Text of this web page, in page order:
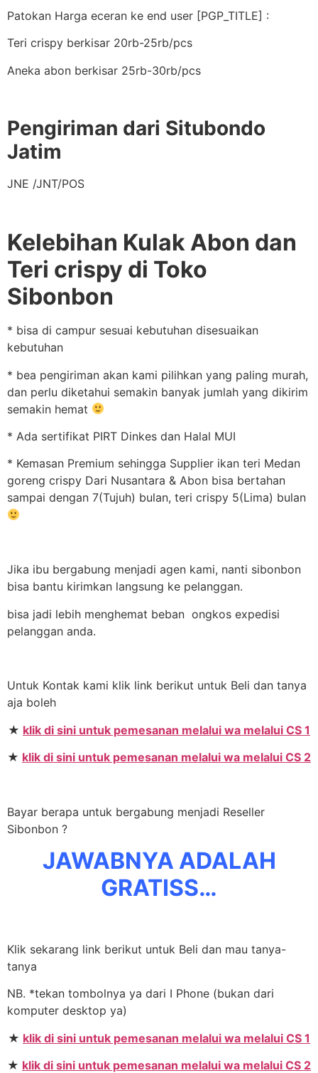
Patokan Harga eceran ke end user [PGP_TITLE] :
Teri crispy berkisar 20rb-25rb/pcs
Aneka abon berkisar 25rb-30rb/pcs
Pengiriman dari Situbondo
Jatim
JNE /JNT/POS
Kelebihan Kulak Abon dan
Teri crispy di Toko
Sibonbon
* bisa di campur sesuai kebutuhan disesuaikan
kebutuhan
* bea pengiriman akan kami pilihkan yang paling murah,
dan perlu diketahui semakin banyak jumlah yang dikirim
semakin hemat
* Ada sertifikat PIRT Dinkes dan Halal MUI
* Kemasan Premium sehingga Supplier ikan teri Medan
goreng crispy Dari Nusantara & Abon bisa bertahan
sampai dengan 7(Tujuh) bulan, teri crispy 5(Lima) bulan
Jika ibu bergabung menjadi agen kami, nanti sibonbon
bisa bantu kirimkan langsung ke pelanggan.
bisa jadi lebih menghemat beban ongkos expedisi
pelanggan anda.
Untuk Kontak kami klik link berikut untuk Beli dan tanya
aja boleh
★ klik di sini untuk pemesanan melalui wa melalui CS 1
★ klik di sini untuk pemesanan melalui wa melalui CS 2
Bayar berapa untuk bergabung menjadi Reseller
Sibonbon ?
JAWABNYA ADALAH
GRATISS…
Klik sekarang link berikut untuk Beli dan mau tanya-
tanya
NB. *tekan tombolnya ya dari I Phone (bukan dari
komputer desktop ya)
★ klik di sini untuk pemesanan melalui wa melalui CS 1
★ klik di sini untuk pemesanan melalui wa melalui CS 2